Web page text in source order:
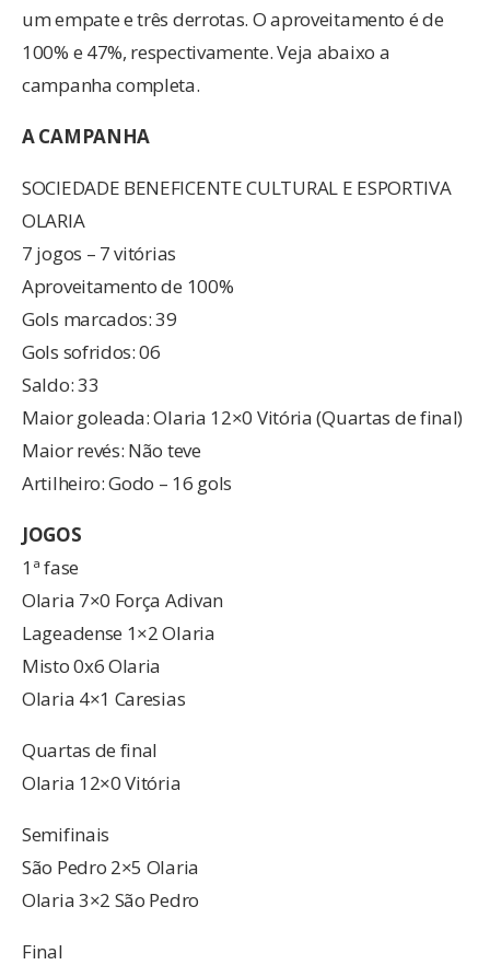
um empate e três derrotas. O aproveitamento é de
100% e 47%, respectivamente. Veja abaixo a
campanha completa.
A CAMPANHA
SOCIEDADE BENEFICENTE CULTURAL E ESPORTIVA
OLARIA
7 jogos – 7 vitórias
Aproveitamento de 100%
Gols marcados: 39
Gols sofridos: 06
Saldo: 33
Maior goleada: Olaria 12×0 Vitória (Quartas de final)
Maior revés: Não teve
Artilheiro: Godo – 16 gols
JOGOS
1ª fase
Olaria 7×0 Força Adivan
Lageadense 1×2 Olaria
Misto 0x6 Olaria
Olaria 4×1 Caresias
Quartas de final
Olaria 12×0 Vitória
Semifinais
São Pedro 2×5 Olaria
Olaria 3×2 São Pedro
Final